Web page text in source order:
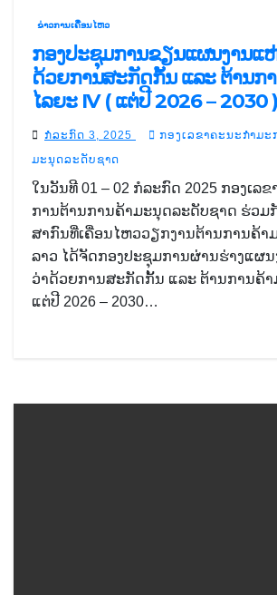
ຂ່າວການເຄື່ອນໄຫວ
ກອງປະຊຸມການຂຽນແຜນງານແ
ດ້ວຍການສະກັດກັ້ນ ແລະ ຕ້ານກ
ໄລຍະ IV ( ແຕ່ປີ 2026 – 2030 )
ກໍລະກົດ 3, 2025
ກອງເລຂາຄະນະກຳມະ
ມະນຸດລະດັບຊາດ
ໃນວັນທີ 01 – 02 ກໍລະກົດ 2025 ກອງເລ
ການຕ້ານການຄ້າມະນຸດລະດັບຊາດ ຮ່ວມ
ສາກົນທີ່ເຄື່ອນໄຫວວຽກງານຕ້ານການຄ້າ
ລາວ ໄດ້ຈັດກອງປະຊຸມການຜ່ານຮ່າງແຜ
ວ່າດ້ວຍການສະກັດກັ້ນ ແລະ ຕ້ານການຄ້າ
ແຕ່ປີ 2026 – 2030…